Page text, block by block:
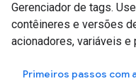
Gerenciador de tags.
contêineres e versões
acionadores, variáveis
Primeiros passos com a